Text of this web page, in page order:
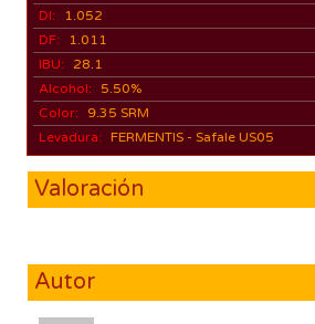
DI:
1.052
DF:
1.011
IBU:
28.1
Alcohol:
5.50%
Color:
9.35 SRM
Levadura: FERMENTIS - Safale US05
Valoración
Autor